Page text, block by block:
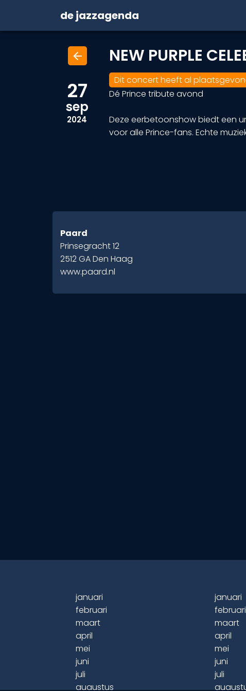
de jazzagenda
arrow_back
27
sep
2024
NEW PURPLE
Dit concert heeft al
Dé Prince tribute avond
Deze eerbetoonshow biedt een
voor alle Prince-fans. Echte
Paard
Prinsegracht 12
2512 GA Den Haag
www.paard.nl
januari
februari
maart
april
mei
juni
juli
augustus
januari
februari
maart
april
mei
juni
juli